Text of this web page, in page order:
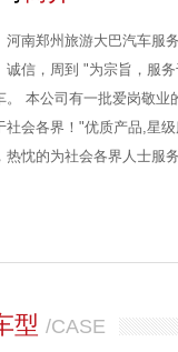
郑州旅游大巴汽车服务
诚信，周到 "为宗旨，服
。 本公司有一批爱岗敬业
社会各界！"优质产品,星
热忱的为社会各界人士服务
型 /CASE